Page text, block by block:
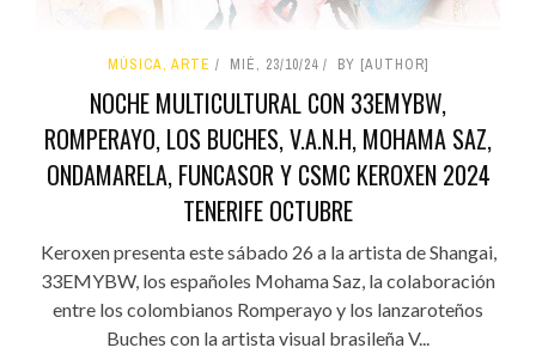
MÚSICA, ARTE MIÉ, 23/10/24 BY [AUTHOR]
NOCHE MULTICULTURAL CON 33EMYBW,
ROMPERAYO, LOS BUCHES, V.A.N.H, MOHAMA SAZ,
ONDAMARELA, FUNCASOR Y CSMC KEROXEN 2024
TENERIFE OCTUBRE
Keroxen presenta este sábado 26 a la artista de Shangai,
33EMYBW, los españoles Mohama Saz, la colaboración
entre los colombianos Romperayo y los lanzaroteños
Buches con la artista visual brasileña V...